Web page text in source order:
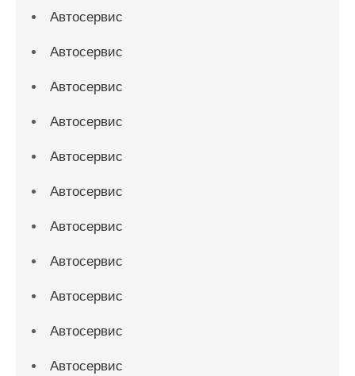
Автосервис
Автосервис
Автосервис
Автосервис
Автосервис
Автосервис
Автосервис
Автосервис
Автосервис
Автосервис
Автосервис